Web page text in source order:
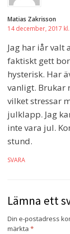
Matias Zakrisson
14 december, 2017
Jag har iår valt
faktiskt gett
hysterisk. Har
vanligt. Brukar
vilket stressar
julklapp. Jag
inte vara jul.
stund.
SVARA
Lämna ett
Din e-postadress
märkta *